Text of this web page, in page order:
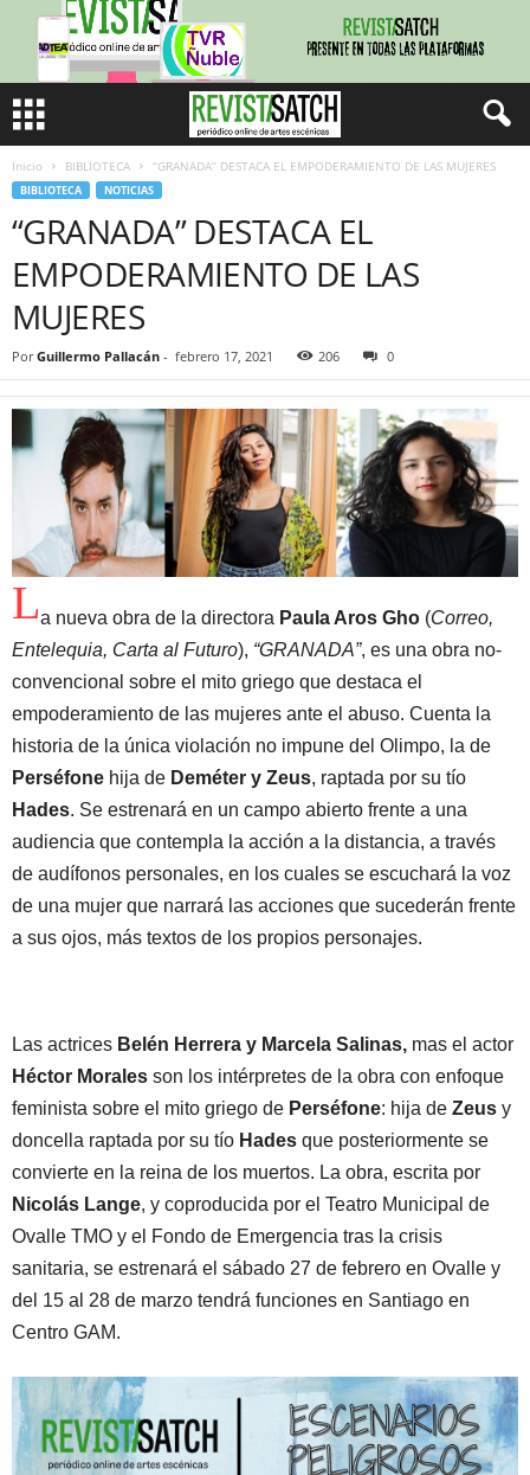
Inicio BIBLIOTECA “GRANADA” DESTACA EL EMPODERAMIENTO DE LAS MUJERES
BIBLIOTECA NOTICIAS
“GRANADA” DESTACA EL
EMPODERAMIENTO DE LAS
MUJERES
Por Guillermo Pallacán - febrero 17, 2021 206 0
La nueva obra de la directora Paula Aros Gho (Correo,
Entelequia, Carta al Futuro), “GRANADA”, es una obra no-
convencional sobre el mito griego que destaca el
empoderamiento de las mujeres ante el abuso. Cuenta la
historia de la única violación no impune del Olimpo, la de
Perséfone hija de Deméter y Zeus, raptada por su tío
Hades. Se estrenará en un campo abierto frente a una
audiencia que contempla la acción a la distancia, a través
de audífonos personales, en los cuales se escuchará la voz
de una mujer que narrará las acciones que sucederán frente
a sus ojos, más textos de los propios personajes.
Las actrices Belén Herrera y Marcela Salinas, mas el actor
Héctor Morales son los intérpretes de la obra con enfoque
feminista sobre el mito griego de Perséfone: hija de Zeus y
doncella raptada por su tío Hades que posteriormente se
convierte en la reina de los muertos. La obra, escrita por
Nicolás Lange, y coproducida por el Teatro Municipal de
Ovalle TMO y el Fondo de Emergencia tras la crisis
sanitaria, se estrenará el sábado 27 de febrero en Ovalle y
del 15 al 28 de marzo tendrá funciones en Santiago en
Centro GAM.